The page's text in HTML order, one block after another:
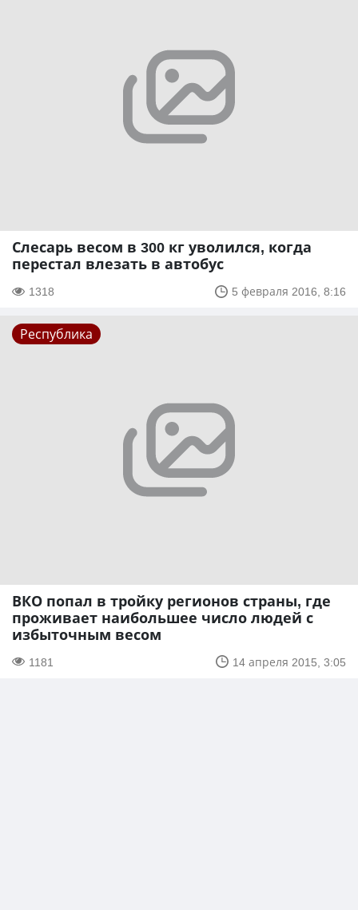
Слесарь весом в 300 кг уволился, когда
перестал влезать в автобус
1318 5 февраля 2016, 8:16
Республика
ВКО попал в тройку регионов страны, где
проживает наибольшее число людей с
избыточным весом
1181 14 апреля 2015, 3:05